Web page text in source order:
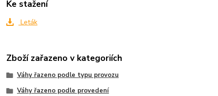
Ke stažení
Leták
Zboží zařazeno v kategoriích
Váhy řazeno podle typu provozu
Váhy řazeno podle provedení